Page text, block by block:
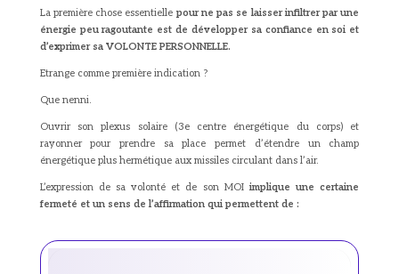
La première chose essentielle pour ne pas se laisser infiltrer par une
énergie peu ragoutante est de développer sa confiance en soi et
d’exprimer sa VOLONTE PERSONNELLE.
Etrange comme première indication ?
Que nenni.
Ouvrir son plexus solaire (3ecentre énergétique du corps) et
rayonner pour prendre sa place permet d’étendre un champ
énergétique plus hermétique aux missiles circulant dans l’air.
L’expression de sa volonté et de son MOIimplique une certaine
fermeté et un sens de l’affirmation qui permettent de :